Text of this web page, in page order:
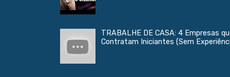
TRABALHE DE CASA: 4 Empresas
Contratam Iniciantes (Sem